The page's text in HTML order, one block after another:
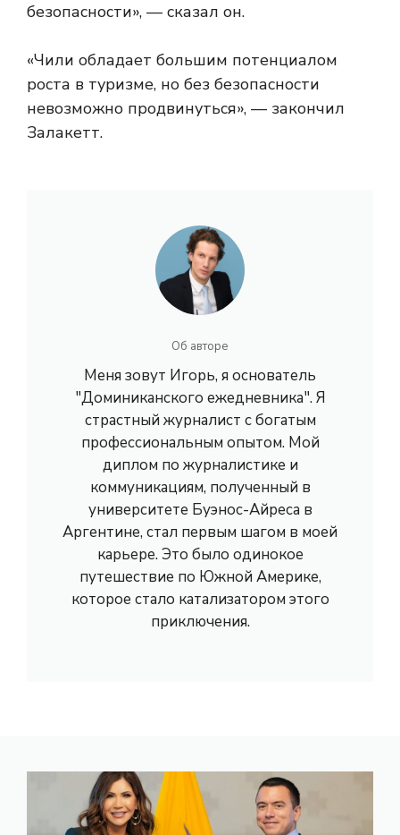
безопасности», — сказал он.
«Чили обладает большим потенциалом
роста в туризме, но без безопасности
невозможно продвинуться», — закончил
Залакетт.
Об авторе
Меня зовут Игорь, я основатель
"Доминиканского ежедневника". Я
страстный журналист с богатым
профессиональным опытом. Мой
диплом по журналистике и
коммуникациям, полученный в
университете Буэнос-Айреса в
Аргентине, стал первым шагом в моей
карьере. Это было одинокое
путешествие по Южной Америке,
которое стало катализатором этого
приключения.